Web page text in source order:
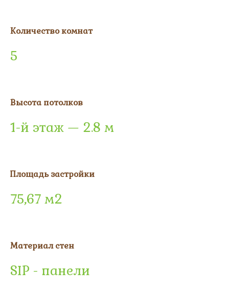
Количество комнат
5
Высота потолков
1-й этаж — 2.8 м
Площадь застройки
75,67 м2
Материал стен
SIP - панели